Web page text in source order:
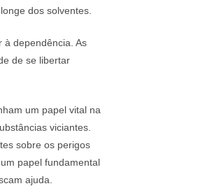
dos solventes.
à dependência. As
de se libertar
um papel vital na
viciantes.
sobre os perigos
papel fundamental
ajuda.